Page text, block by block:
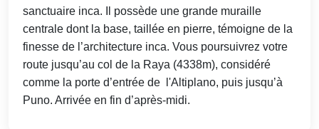
sanctuaire inca. Il possède une grande muraille
centrale dont la base, taillée en pierre, témoigne de la
finesse de l’architecture inca. Vous poursuivrez votre
route jusqu’au col de la Raya (4338m), considéré
comme la porte d’entrée de l'Altiplano, puis jusqu’à
Puno. Arrivée en fin d’après-midi.